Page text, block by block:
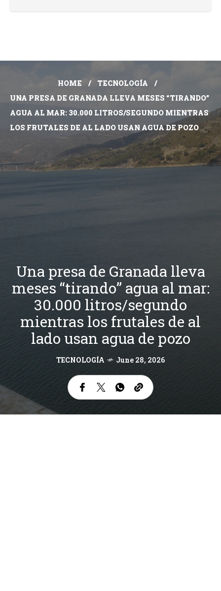
HOME
TECNOLOGÍA
UNA PRESA DE GRANADA LLEVA MESES “TIRANDO”
AGUA AL MAR: 30.000 LITROS/SEGUNDO MIENTRAS
LOS FRUTALES DE AL LADO USAN AGUA DE POZO
Una presa de Granada lleva
meses “tirando” agua al mar:
30.000 litros/segundo
mientras los frutales de al
lado usan agua de pozo
TECNOLOGÍA June 28, 2026